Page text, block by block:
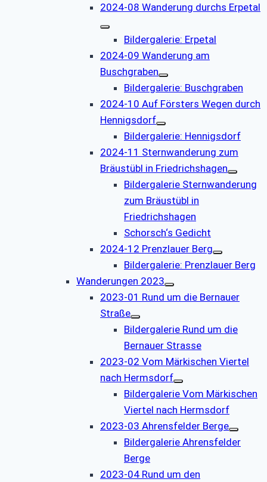
2024-08 Wanderung durchs Erpetal
Bildergalerie: Erpetal
2024-09 Wanderung am
Buschgraben
Bildergalerie: Buschgraben
2024-10 Auf Försters Wegen durch
Hennigsdorf
Bildergalerie: Hennigsdorf
2024-11 Sternwanderung zum
Bräustübl in Friedrichshagen
Bildergalerie Sternwanderung
zum Bräustübl in
Friedrichshagen
Schorsch‘s Gedicht
2024-12 Prenzlauer Berg
Bildergalerie: Prenzlauer Berg
Wanderungen 2023
2023-01 Rund um die Bernauer
Straße
Bildergalerie Rund um die
Bernauer Strasse
2023-02 Vom Märkischen Viertel
nach Hermsdorf
Bildergalerie Vom Märkischen
Viertel nach Hermsdorf
2023-03 Ahrensfelder Berge
Bildergalerie Ahrensfelder
Berge
2023-04 Rund um den